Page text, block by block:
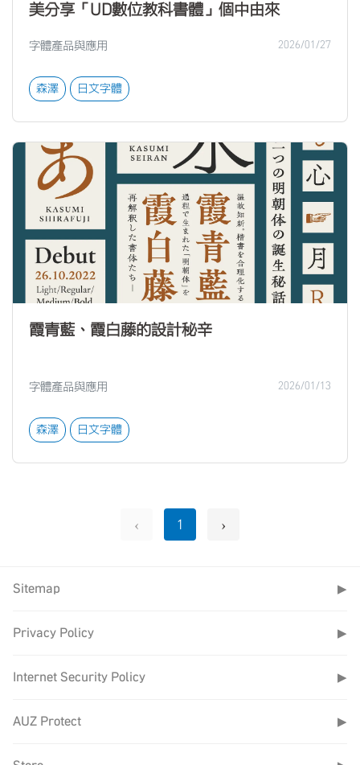
美分享「UD數位教科書體」個中由來
字體產品與應用 2026/01/27
森澤 日文字體
霞青藍、霞白藤的設計秘辛
字體產品與應用 2026/01/13
森澤 日文字體
‹ 1 ›
Sitemap ▶
Privacy Policy ▶
Internet Security Policy ▶
AUZ Protect ▶